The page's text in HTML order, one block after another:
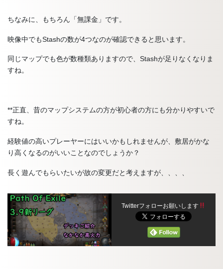
ちなみに、もちろん「無課金」です。
映像中でもStashの数が4つなのが確認できると思います。
同じマップでも色が数種類ありますので、Stashが足りなくなりま
すね。
**正直、昔のマップシステムの方が初心者の方にも分かりやすいで
すね。
経験値の高いプレーヤーにはいいかもしれませんが、敷居がかな
り高くなるのがいいことなのでしょうか？
長く遊んでもらいたいが故の変更だと考えますが、、、、
Twitterフォローお願いします